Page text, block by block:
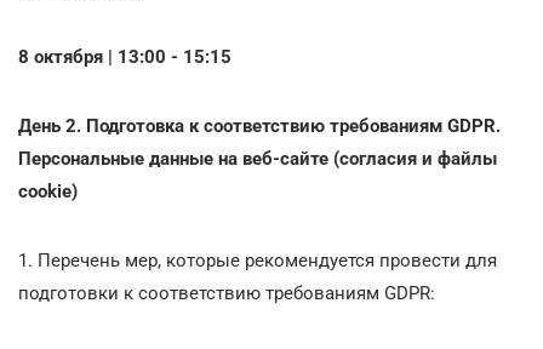
8 октября | 13:00 - 15:15
День 2. Подготовка к соответствию требованиям GDPR.
Персональные данные на веб-сайте (согласия и файлы
cookie)
1. Перечень мер, которые рекомендуется провести для
подготовки к соответствию требованиям GDPR: